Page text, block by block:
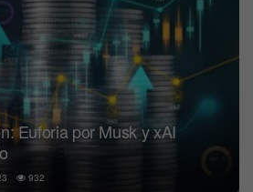
Euforia por Musk y xAI
932